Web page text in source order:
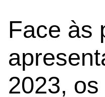
Face às
2023,